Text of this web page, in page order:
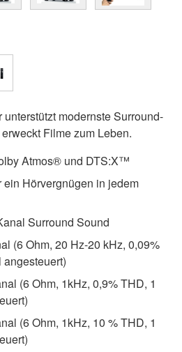
modernste Surround-
Filme zum Leben.
Atmos® und DTS:X™
ein Hörvergnügen in jedem
Surround Sound
(6 Ohm, 20 Hz-20 kHz, 0,09%
(6 Ohm, 1kHz, 0,9% THD, 1
(6 Ohm, 1kHz, 10 % THD, 1